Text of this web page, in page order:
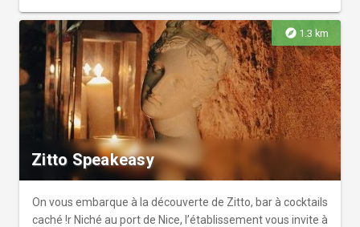
explore 1.3 km
Zitto Speakeasy
On vous embarque à la découverte de Zitto, bar à cocktails
caché !r Niché au port de Nice, l’établissement vous invite à